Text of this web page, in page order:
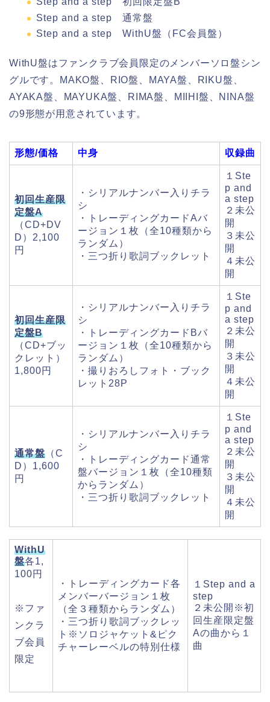
Step and a step 通常盤
Step and a step WithU盤（FC会員盤）
WithU盤はファンクラブ会員限定のメンバーソロ盤シン
グルです。
MAKO盤、RIO盤、MAYA盤、RIKU盤、
AYAKA盤、MAYUKA盤、RIMA盤、MIIHI盤、NINA盤
の9形態が用意されています。
形態/価格 中身 収録曲
初回生産限
定盤A
（CD+DV
D）2,100
円
・シリアルナンバー入りチラ
シ
・トレーディングカードAバ
ージョン１枚（全10種類から
ランダム）
・三つ折り歌詞ブックレット
１Ste
p and
a step
２未公
開
３未公
開
４未公
開
初回生産限
定盤B
（CD+ブッ
クレット）
1,800円
・シリアルナンバー入りチラ
シ
・トレーディングカードBバ
ージョン１枚（全10種類から
ランダム）
・撮りおろしフォト・ブック
レット28P
１Ste
p and
a step
２未公
開
３未公
開
４未公
開
通常盤 （C
D）1,600
円
・シリアルナンバー入りチラ
シ
・トレーディングカード通常
盤バージョン１枚（全10種類
からランダム）
・三つ折り歌詞ブックレット
１Ste
p and
a step
２未公
開
３未公
開
４未公
開
WithU
盤各1,
100円
※ファ
ンクラ
ブ会員
限定
・トレーディングカード各
メンバーバージョン１枚
（全３種類からランダム）
・三つ折り歌詞ブックレッ
ト※ソロジャケット&ピク
チャーレーベルの特別仕様
１Step and a
step
２未公開※初
回生産限定盤
Aの曲から１
曲